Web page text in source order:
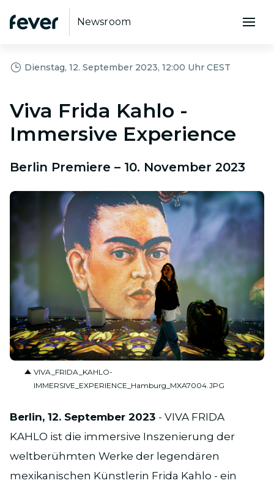
Newsroom
Dienstag, 12. September 2023, 12:00 Uhr CEST
Viva Frida Kahlo -
Immersive Experience
Berlin Premiere – 10. November 2023
JPG
VIVA_FRIDA_KAHLO-
IMMERSIVE_EXPERIENCE_Hamburg_MXA7004.JPG
Berlin, 12. September 2023 - VIVA FRIDA
KAHLO ist die immersive Inszenierung der
weltberühmten Werke der legendären
mexikanischen Künstlerin Frida Kahlo - ein